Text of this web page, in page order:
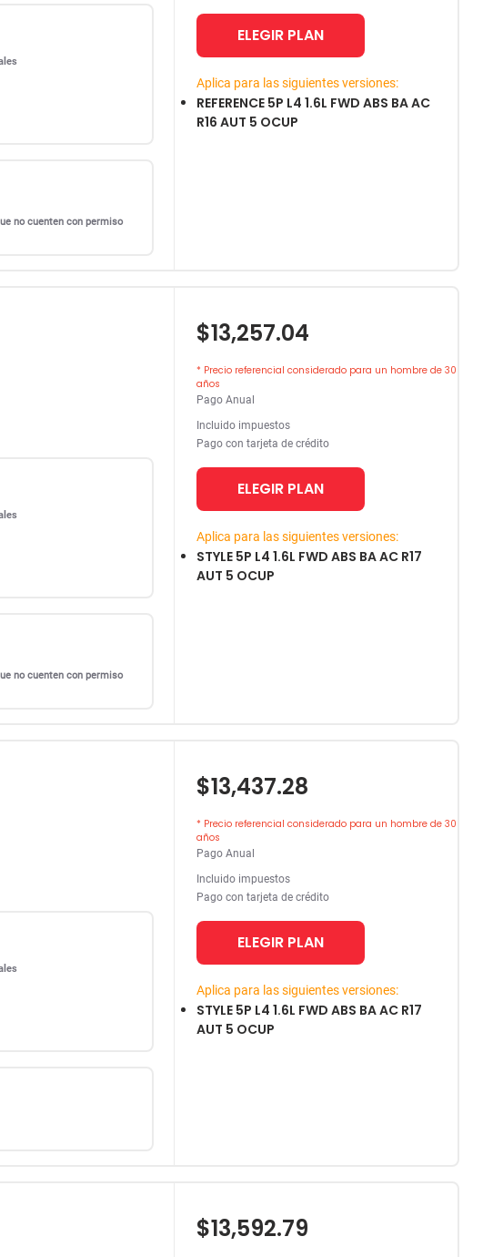
no cuenten con permiso
ELEGIR PLAN
Aplica para las siguientes versiones:
REFERENCE 5P L4 1.6L FWD ABS BA AC
R16 AUT 5 OCUP
no cuenten con permiso
$13,257.04
* Precio referencial considerado para un hombre de 30
años
Pago Anual
Incluido impuestos
Pago con tarjeta de crédito
ELEGIR PLAN
Aplica para las siguientes versiones:
STYLE 5P L4 1.6L FWD ABS BA AC R17
AUT 5 OCUP
$13,437.28
* Precio referencial considerado para un hombre de 30
años
Pago Anual
Incluido impuestos
Pago con tarjeta de crédito
ELEGIR PLAN
Aplica para las siguientes versiones:
STYLE 5P L4 1.6L FWD ABS BA AC R17
AUT 5 OCUP
$13,592.79